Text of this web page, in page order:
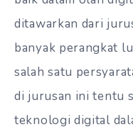
ditawarkan dari
banyak perangkat
salah satu
di jurusan ini tentu
teknologi digital